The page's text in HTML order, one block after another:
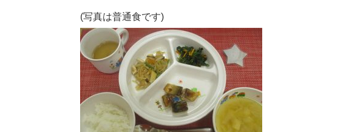
(写真は普通食です)